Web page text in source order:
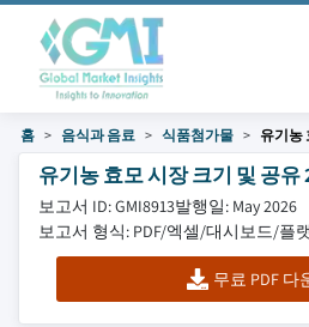
홈 음식과 음료 식품첨가물 유기농
유기농 효모 시장 크기 및 공유
보고서 ID: GMI8913발행일: May 2026
보고서 형식: PDF/엑셀/대시보드/플
무료 PDF 다